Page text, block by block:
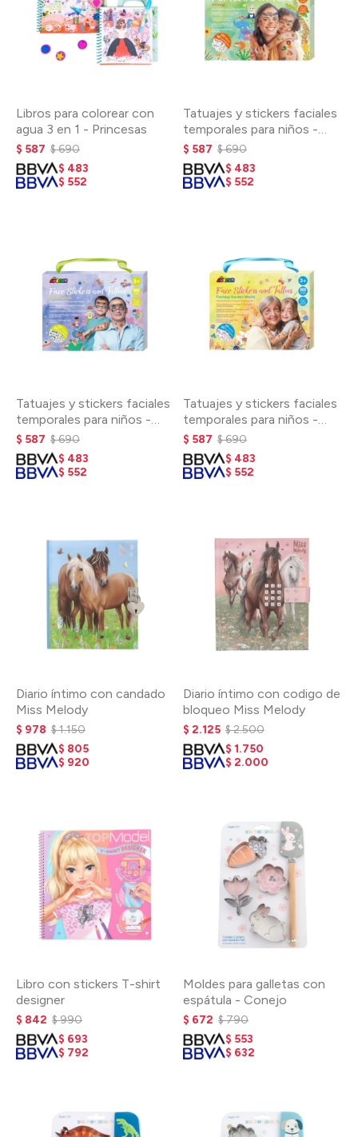
Libros para colorear con
agua 3 en 1 - Princesas
$ 587 $690
$ 483
$ 552
Tatuajes y stickers faciales
temporales para niños -
Animales
$ 587 $690
$ 483
$ 552
Tatuajes y stickers faciales
temporales para niños -
Superhéroes
$ 587 $690
$ 483
$ 552
Tatuajes y stickers faciales
temporales para niños -
Fantasía
$ 587 $690
$ 483
$ 552
Diario íntimo con candado
Miss Melody
$ 978 $1.150
$ 805
$ 920
Diario íntimo con codigo de
bloqueo Miss Melody
$ 2.125 $2.500
$ 1.750
$ 2.000
Libro con stickers T-shirt
designer
$ 842 $990
$ 693
$ 792
Moldes para galletas con
espátula - Conejo
$ 672 $790
$ 553
$ 632